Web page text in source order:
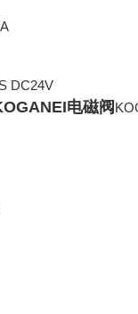
DC24V
电磁阀